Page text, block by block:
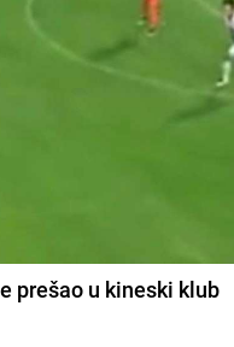
prešao u kineski klub